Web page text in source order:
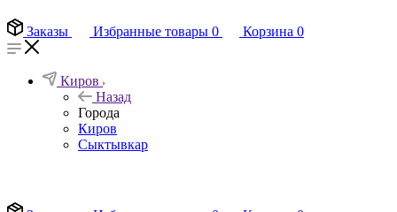
Заказы Избранные товары 0 Корзина 0
Киров
Назад
Города
Киров
Сыктывкар